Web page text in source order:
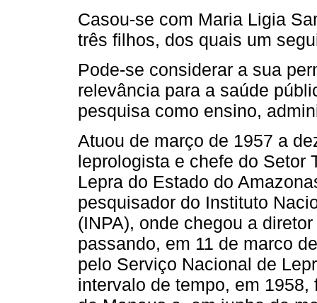
Casou-se com Maria Ligia
três filhos, dos quais um
Pode-se considerar a sua
relevância para a saúde
pesquisa como ensino,
Atuou de março de 1957 a
leprologista e chefe do Setor
Lepra do Estado do
pesquisador do Instituto
(INPA), onde chegou a
passando, em 11 de marco
pelo Serviço Nacional de
intervalo de tempo, em